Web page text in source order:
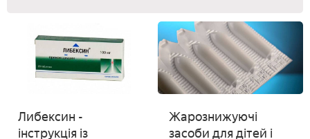
Либексин -
інструкція із
Жарознижуючі
засоби для дітей і